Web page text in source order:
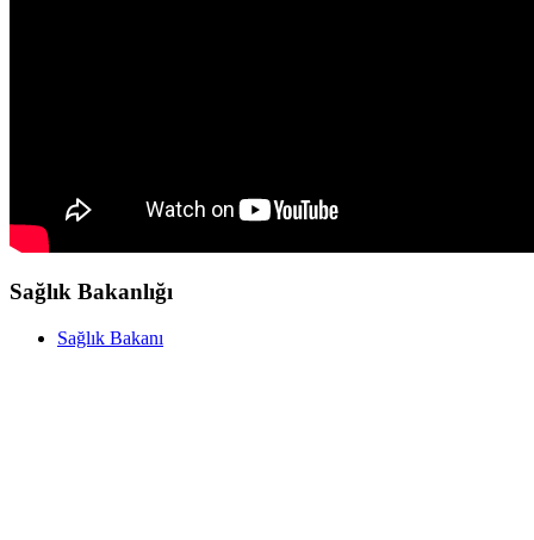
Sağlık Bakanlığı
Sağlık Bakanı